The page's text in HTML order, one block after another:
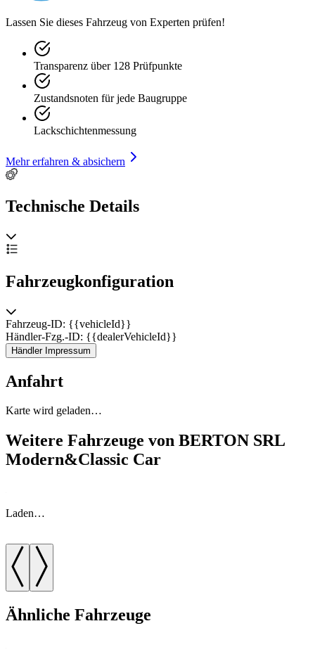
Lassen Sie dieses Fahrzeug von Experten prüfen!
Transparenz über 128 Prüfpunkte
Zustandsnoten für jede Baugruppe
Lackschichtenmessung
Mehr erfahren & absichern
Technische Details
Fahrzeugkonfiguration
Fahrzeug-ID: {{vehicleId}}
Händler-Fzg.-ID: {{dealerVehicleId}}
Händler Impressum
Anfahrt
Karte wird geladen…
Weitere Fahrzeuge von BERTON SRL
Modern&Classic Car
Laden…
Ähnliche Fahrzeuge